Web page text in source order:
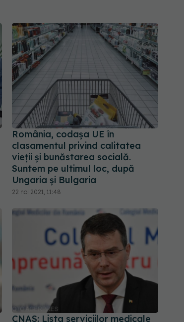
România, codașa UE în
clasamentul privind calitatea
vieții și bunăstarea socială.
Suntem pe ultimul loc, după
Ungaria și Bulgaria
22 noi 2021, 11:48
CNAS: Lista serviciilor medicale